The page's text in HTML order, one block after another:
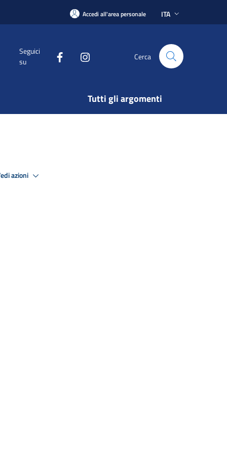
Accedi all'area personale ITA
Seguici
su
Cerca
Tutti gli argomenti
azioni